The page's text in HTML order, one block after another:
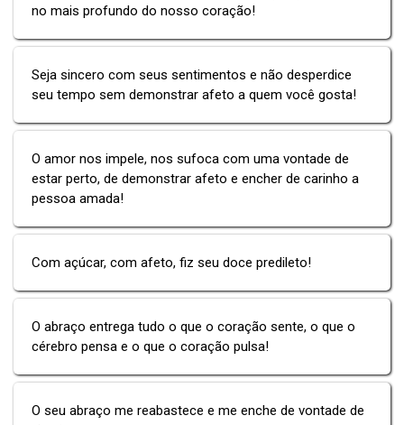
no mais profundo do nosso coração!
Seja sincero com seus sentimentos e não desperdice
seu tempo sem demonstrar afeto a quem você gosta!
O amor nos impele, nos sufoca com uma vontade de
estar perto, de demonstrar afeto e encher de carinho a
pessoa amada!
Com açúcar, com afeto, fiz seu doce predileto!
O abraço entrega tudo o que o coração sente, o que o
cérebro pensa e o que o coração pulsa!
O seu abraço me reabastece e me enche de vontade de